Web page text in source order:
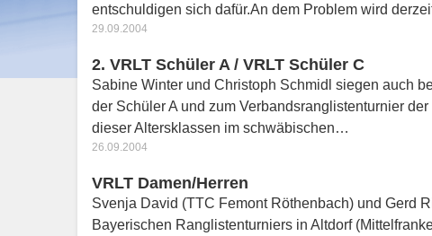
entschuldigen sich dafür.An dem Problem wird
29.09.2004
2. VRLT Schüler A / VRLT Schüler C
Sabine Winter und Christoph Schmidl siegen auch
der Schüler A und zum Verbandsranglistenturnier
dieser Altersklassen im schwäbischen…
26.09.2004
VRLT Damen/Herren
Svenja David (TTC Femont Röthenbach) und Gerd
Bayerischen Ranglistenturniers in Altdorf